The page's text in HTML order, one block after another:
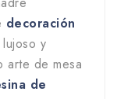
decoración
y
arte de mesa
de